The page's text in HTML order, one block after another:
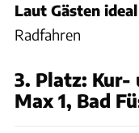
Laut Gästen
Radfahren
3. Platz: Kur-
Max 1, Bad